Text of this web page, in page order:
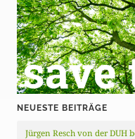
NEUESTE BEITRÄGE
Jürgen Resch von der